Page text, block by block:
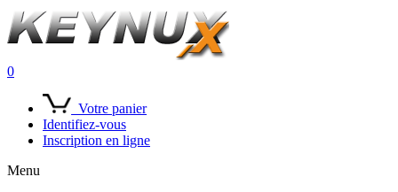
0
Votre panier
Identifiez-vous
Inscription en ligne
Menu